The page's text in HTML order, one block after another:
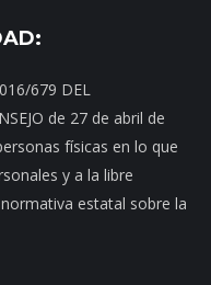
679 DEL
de 27 de abril de
físicas en lo que
y a la libre
estatal sobre la